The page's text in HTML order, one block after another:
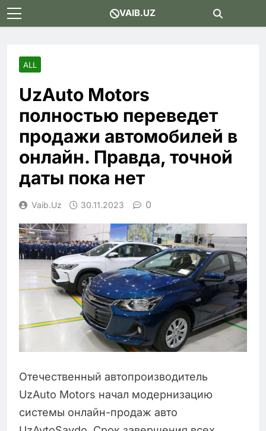
Skip
to
VAIB.UZ
ALL
UzAuto Motors
полностью переведет
продажи автомобилей в
онлайн. Правда, точной
даты пока нет
Vaib.uz 30.11.2023 0
Отечественный автопроизводитель
UzAuto Motors начал модернизацию
системы онлайн-продаж авто